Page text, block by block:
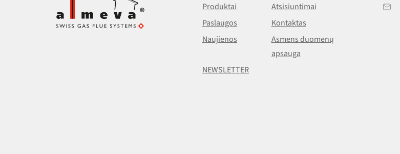
Produktai
Atsisiuntimai
Paslaugos
Kontaktas
Naujienos
Asmens duomenų
apsauga
NEWSLETTER